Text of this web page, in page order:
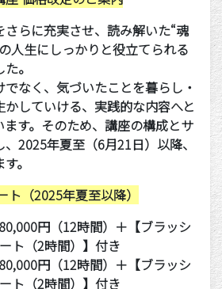
さらに充実させ、読み解いた“魂
人生にしっかりと役立てられる
。
なく、気づいたことを暮らし・
していける、実践的な内容へと
す。 そのため、講座の構成とサ
2025年夏至（6月21日）以降、
。
ト（2025年夏至以降）
円（12時間）＋【ブラッシ
ト（2時間）】付き
円（12時間）＋【ブラッシ
ト（2時間）】付き